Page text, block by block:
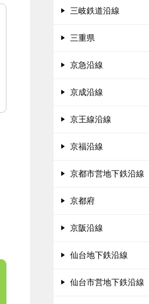
三岐鉄道沿線
三重県
京急沿線
京成沿線
京王線沿線
京福沿線
京都市営地下鉄沿線
京都府
京阪沿線
仙台地下鉄沿線
仙台市営地下鉄沿線